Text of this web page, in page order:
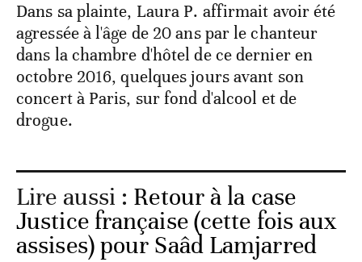
Dans sa plainte, Laura P. affirmait avoir été
agressée à l'âge de 20 ans par le chanteur
dans la chambre d'hôtel de ce dernier en
octobre 2016, quelques jours avant son
concert à Paris, sur fond d'alcool et de
drogue.
Lire aussi : Retour à la case
Justice française (cette fois aux
assises) pour Saâd Lamjarred